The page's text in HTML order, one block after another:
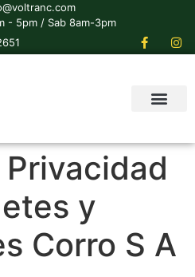
- 5pm / Sab 8am-3pm
y
Corro S A